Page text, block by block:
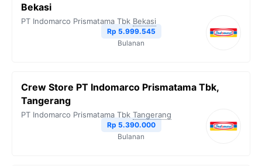
Bekasi
PT Indomarco Prismatama Tbk Bekasi
Rp 5.999.545
Bulanan
Crew Store PT Indomarco Prismatama Tbk,
Tangerang
PT Indomarco Prismatama Tbk Tangerang
Rp 5.390.000
Bulanan